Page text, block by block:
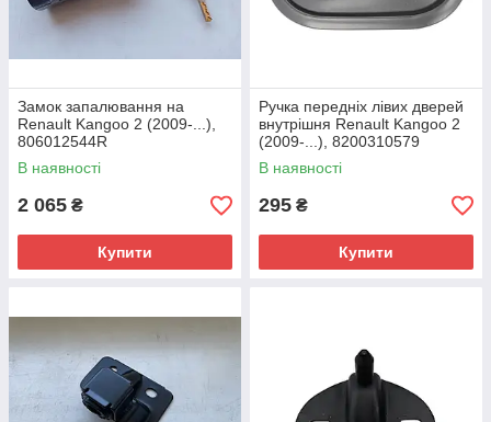
Замок запалювання на
Renault Kangoo 2 (2009-...),
806012544R
В наявності
2 065 ₴
Купити
Ручка передніх лівих дверей
внутрішня Renault Kangoo 2
(2009-...), 8200310579
В наявності
295 ₴
Купити